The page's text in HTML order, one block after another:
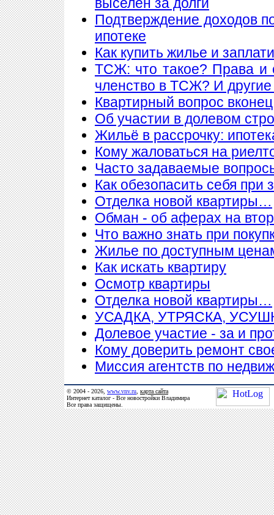
Подтверждение доходов
ипотеке
Как купить жилье и
ТСЖ: что такое? Права и
членство в ТСЖ? И
Квартирный вопрос
Об участии в долевом
Жильё в рассрочку:
Кому жаловаться на
Часто задаваемые
Как обезопасить себя при
Отделка новой квартиры…
Обман - об аферах на
Что важно знать при
Жилье по доступным
Как искать квартиру
Осмотр квартиры
Отделка новой квартиры…
УСАДКА, УТРЯСКА,
Долевое участие - за и
Кому доверить ремонт
Миссия агентств по
© 2004 - 2026, www.vnv.ru карта сайта
Интернет каталог - Все новостройки Владимира
Все права защищены.